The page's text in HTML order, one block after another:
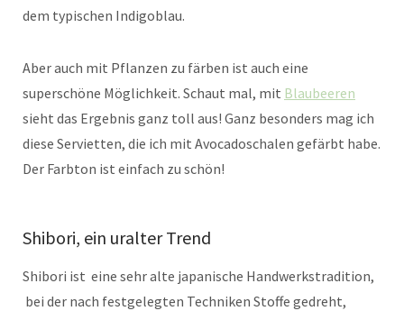
dem typischen Indigoblau.
Aber auch mit Pflanzen zu färben ist auch eine
superschöne Möglichkeit. Schaut mal, mit Blaubeeren
sieht das Ergebnis ganz toll aus! Ganz besonders mag ich
diese Servietten, die ich mit Avocadoschalen gefärbt habe.
Der Farbton ist einfach zu schön!
Shibori, ein uralter Trend
Shibori ist eine sehr alte japanische Handwerkstradition,
bei der nach festgelegten Techniken Stoffe gedreht,